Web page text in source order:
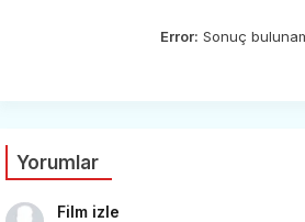
Error: Sonuç
Yorumlar
Film izle